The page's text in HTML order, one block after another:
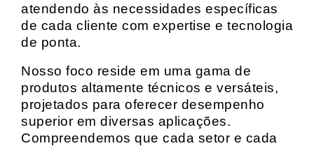
atendendo às necessidades específicas
de cada cliente com expertise e tecnologia
de ponta.
Nosso foco reside em uma gama de
produtos altamente técnicos e versáteis,
projetados para oferecer desempenho
superior em diversas aplicações.
Compreendemos que cada setor e cada